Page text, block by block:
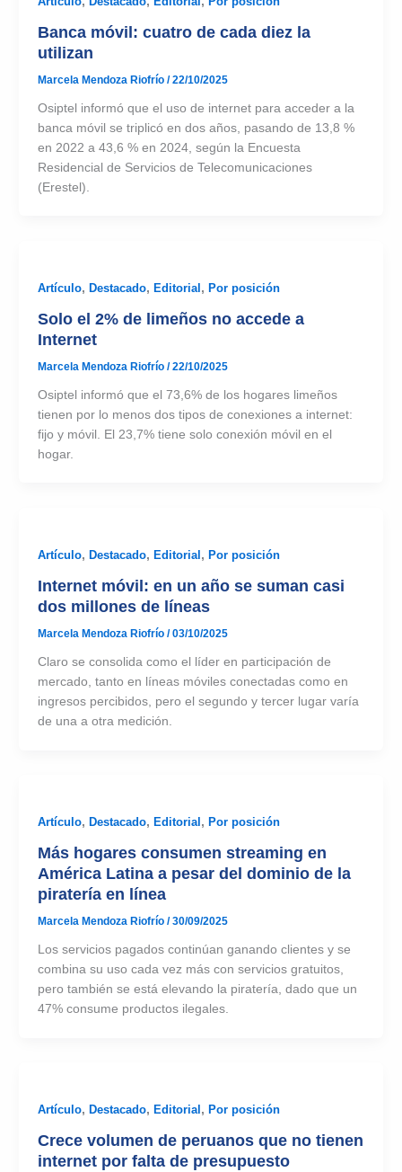
Banca móvil: cuatro de cada diez la
utilizan
Marcela Mendoza Riofrío /22/10/2025
Osiptel informó que el uso de internet para acceder a la
banca móvil se triplicó en dos años, pasando de 13,8 %
en 2022 a 43,6 % en 2024, según la Encuesta
Residencial de Servicios de Telecomunicaciones
(Erestel).
Artículo, Destacado, Editorial , Por posición
Solo el 2% de limeños no accede a
Internet
Marcela Mendoza Riofrío /22/10/2025
Osiptel informó que el 73,6% de los hogares limeños
tienen por lo menos dos tipos de conexiones a internet:
fijo y móvil. El 23,7% tiene solo conexión móvil en el
hogar.
Artículo, Destacado, Editorial , Por posición
Internet móvil: en un año se suman casi
dos millones de líneas
Marcela Mendoza Riofrío /03/10/2025
Claro se consolida como el líder en participación de
mercado, tanto en líneas móviles conectadas como en
ingresos percibidos, pero el segundo y tercer lugar varía
de una a otra medición.
Artículo, Destacado, Editorial , Por posición
Más hogares consumen streaming en
América Latina a pesar del dominio de la
piratería en línea
Marcela Mendoza Riofrío /30/09/2025
Los servicios pagados continúan ganando clientes y se
combina su uso cada vez más con servicios gratuitos,
pero también se está elevando la piratería, dado que un
47% consume productos ilegales.
Artículo, Destacado, Editorial , Por posición
Crece volumen de peruanos que no tienen
internet por falta de presupuesto